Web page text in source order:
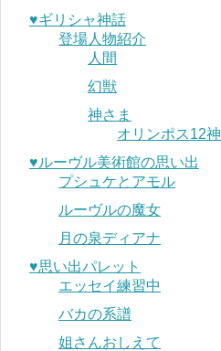
♥︎ギリシャ神話
登場人物紹介
人間
幻獣
神さま
オリンポス12神
♥︎ルーヴル美術館の思い出
プシュケとアモル
ルーヴルの魔女
月の泉ディアナ
♥︎思い出パレット
エッセイ練習中
バカの系譜
姐さんおしえて